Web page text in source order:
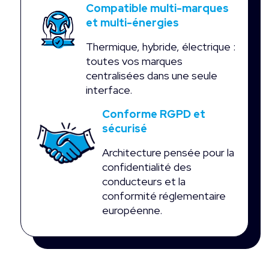
Compatible multi-marques
et multi-énergies
Thermique, hybride, électrique :
toutes vos marques
centralisées dans une seule
interface.
Conforme RGPD et
sécurisé
Architecture pensée pour la
confidentialité des
conducteurs et la
conformité réglementaire
européenne.